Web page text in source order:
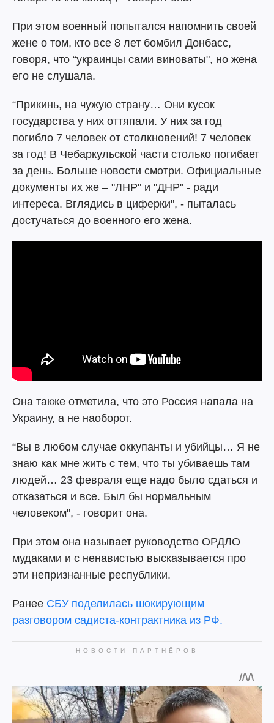
При этом военный попытался напомнить своей
жене о том, кто все 8 лет бомбил Донбасс,
говоря, что “украинцы сами виноваты", но жена
его не слушала.
“Прикинь, на чужую страну… Они кусок
государства у них оттяпали. У них за год
погибло 7 человек от столкновений! 7 человек
за год! В Чебаркульской части столько погибает
за день. Больше новости смотри. Официальные
документы их же – "ЛНР" и "ДНР" - ради
интереса. Вглядись в циферки", - пыталась
достучаться до военного его жена.
Она также отметила, что это Россия напала на
Украину, а не наоборот.
“Вы в любом случае оккупанты и убийцы… Я не
знаю как мне жить с тем, что ты убиваешь там
людей… 23 февраля еще надо было сдаться и
отказаться и все. Был бы нормальным
человеком", - говорит она.
При этом она называет руководство ОРДЛО
мудаками и с ненавистью высказывается про
эти непризнанные республики.
Ранее СБУ поделилась шокирующим
разговором садиста-контрактника из РФ.